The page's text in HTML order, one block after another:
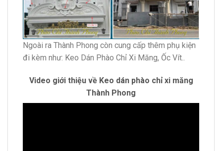
Ngoài ra Thành Phong còn cung cấp thêm phụ kiện
đi kèm như: Keo Dán Phào Chỉ Xi Măng, Ốc Vít..
Video giới thiệu về Keo dán phào chỉ xi măng
Thành Phong